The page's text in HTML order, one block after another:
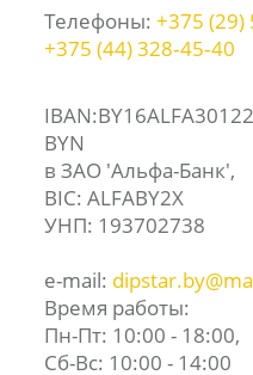
Телефоны: +375 (29)
+375 (44) 328‑45‑40
BYN
в ЗАО 'Альфа-Банк',
BIC: ALFABY2X
УНП: 193702738
e-mail:
Время работы:
Пн-Пт: 10:00 - 18:00,
Сб-Вс: 10:00 - 14:00